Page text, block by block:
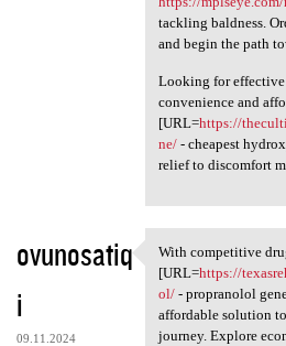
tackling baldness.
and begin the path
Looking for
convenience and
[URL=https://
ne/- cheapest
relief to discomfort
ovunosatiq
i
09.11.2024
With
With competitive
[URL=https://
ol/- propranolol
affordable solution
journey. Explore